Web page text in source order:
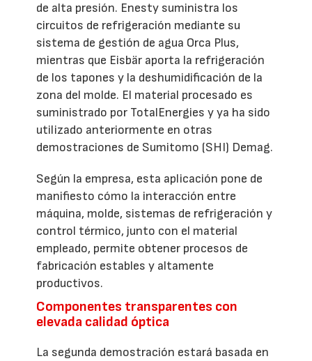
de alta presión. Enesty suministra los
circuitos de refrigeración mediante su
sistema de gestión de agua Orca Plus,
mientras que Eisbär aporta la refrigeración
de los tapones y la deshumidificación de la
zona del molde. El material procesado es
suministrado por TotalEnergies y ya ha sido
utilizado anteriormente en otras
demostraciones de Sumitomo (SHI) Demag.
Según la empresa, esta aplicación pone de
manifiesto cómo la interacción entre
máquina, molde, sistemas de refrigeración y
control térmico, junto con el material
empleado, permite obtener procesos de
fabricación estables y altamente
productivos.
Componentes transparentes con
elevada calidad óptica
La segunda demostración estará basada en